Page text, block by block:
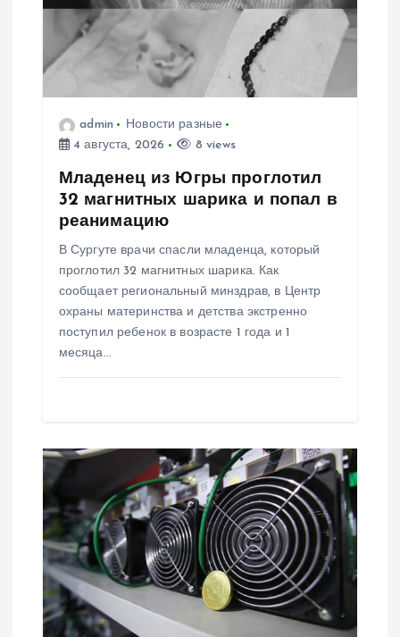
з
admin
Новости разные
4 августа, 2026
8 views
Младенец из Югры проглотил
32 магнитных шарика и попал в
реанимацию
В Сургуте врачи спасли младенца, который
проглотил 32 магнитных шарика. Как
сообщает региональный минздрав, в Центр
охраны материнства и детства экстренно
поступил ребенок в возрасте 1 года и 1
месяца…